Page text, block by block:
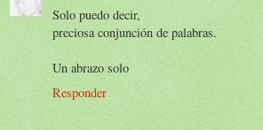
Solo puedo decir,
preciosa conjunción de palabras.
Un abrazo solo
Responder